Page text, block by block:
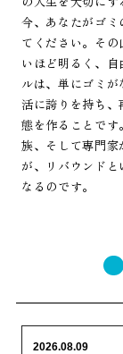
今、あなたがゴミ
てください。そ
いほど明るく、
ルは、単にゴミ
活に誇りを持ち
態を作ることで
族、そして専門
が、リバウンド
なるのです。
2026.08.09